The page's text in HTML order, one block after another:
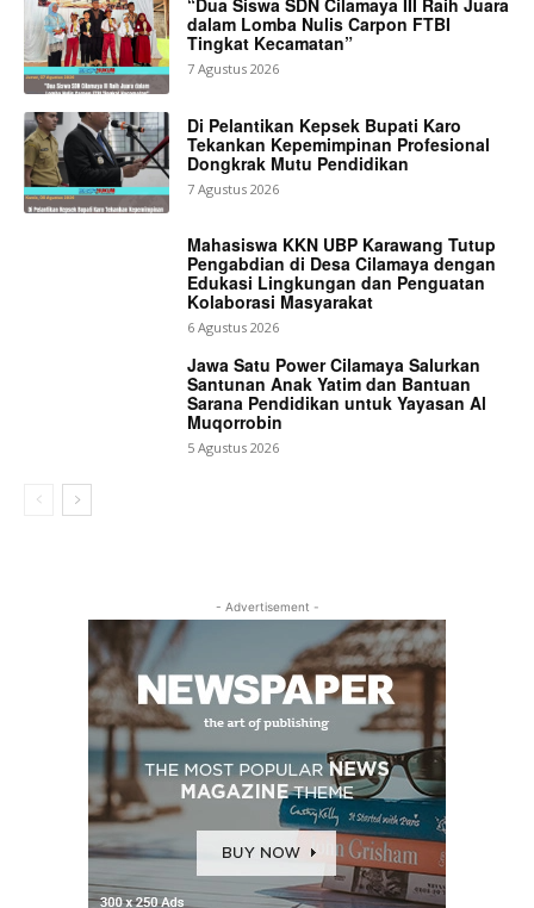
“Dua Siswa SDN Cilamaya III Raih Juara
dalam Lomba Nulis Carpon FTBI
Tingkat Kecamatan”
7 Agustus 2026
Di Pelantikan Kepsek Bupati Karo
Tekankan Kepemimpinan Profesional
Dongkrak Mutu Pendidikan
7 Agustus 2026
Mahasiswa KKN UBP Karawang Tutup
Pengabdian di Desa Cilamaya dengan
Edukasi Lingkungan dan Penguatan
Kolaborasi Masyarakat
6 Agustus 2026
Jawa Satu Power Cilamaya Salurkan
Santunan Anak Yatim dan Bantuan
Sarana Pendidikan untuk Yayasan Al
Muqorrobin
5 Agustus 2026
- Advertisement -